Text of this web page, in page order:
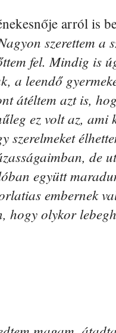
arról is
szerettem a
fel. Mindig is
a leendő
átéltem azt is,
ez volt az, ami
szerelmeket
de
együtt
embernek
hogy olykor